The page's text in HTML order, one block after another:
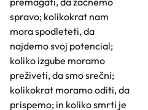
spravo; kolikokrat nam
mora spodleteti, da
najdemo svoj potencial;
koliko izgube moramo
preživeti, da smo srečni;
kolikokrat moramo oditi, da
prispemo; in koliko smrti je